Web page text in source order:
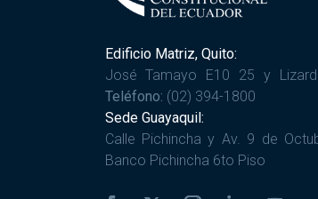
Edificio Matriz, Quito:
José Tamayo E10 25 y
Teléfono: (02) 394-1800
Sede Guayaquil:
Calle Pichincha y Av. 9 de
Banco Pichincha 6to Piso